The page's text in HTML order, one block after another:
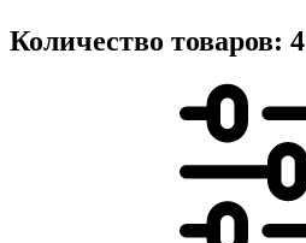
Количество товаров: 4